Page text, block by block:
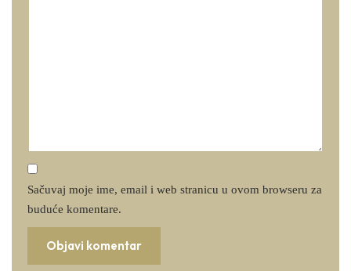
Sačuvaj moje ime, email i web stranicu u ovom browseru za
buduće komentare.